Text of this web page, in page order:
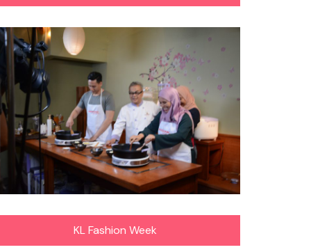
KL Fashion Week